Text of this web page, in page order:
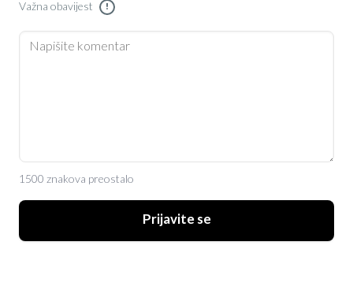
Važna obavijest !
1500 znakova preostalo
Prijavite se